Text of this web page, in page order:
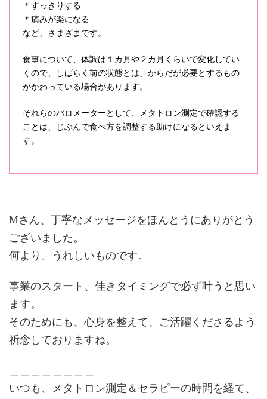
＊すっきりする
＊痛みが楽になる
など、さまざまです。
食事について、体調は１カ月や２カ月くらいで変化してい
くので、しばらく前の状態とは、からだが必要とするもの
がかわっている場合があります。
それらのバロメーターとして、メタトロン測定で確認する
ことは、じぶんで食べ方を調整する助けになるといえま
す。
Mさん、丁寧なメッセージをほんとうにありがとう
ございました。
何より、うれしいものです。
事業のスタート、佳きタイミングで必ず叶うと思い
ます。
そのためにも、心身を整えて、ご活躍くださるよう
祈念しておりますね。
いつも、メタトロン測定＆セラピーの時間を経て、